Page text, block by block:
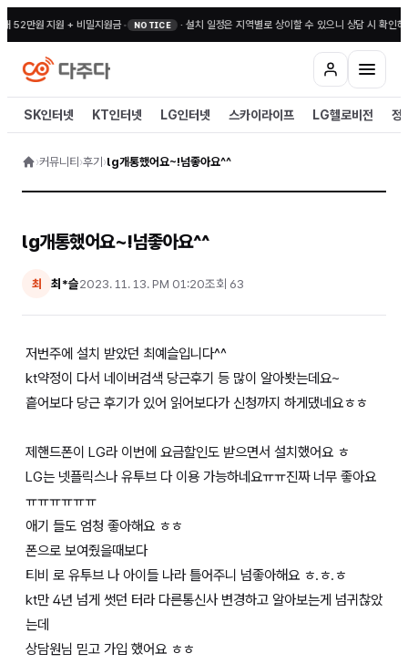
52만원 지원 + 비밀지원금• NOTICE ·설치 일정은 지역별로 상이할 수 있으니 상담 시 확인해
SK인터넷 KT인터넷 LG인터넷 스카이라이프 LG헬로비전 정
›커뮤니티 ›후기 ›lg개통했어요~!넘좋아요^^
lg개통했어요~!넘좋아요^^
최 최*슬2023. 11. 13. PM 01:20조회 63
저번주에 설치 받았던 최예슬입니다^^
kt약정이 다서 네이버검색 당근후기 등 많이 알아봣는데요~
흩어보다 당근 후기가 있어 읽어보다가 신청까지 하게댔네요ㅎㅎ
제핸드폰이 LG라 이번에 요금할인도 받으면서 설치했어요 ㅎ
LG는 넷플릭스나 유투브 다 이용 가능하네요ㅠㅠ진짜 너무 좋아요
ㅠㅠㅠㅠㅠㅠ
애기 들도 엄청 좋아해요 ㅎㅎ
폰으로 보여줬을때보다
티비 로 유투브 나 아이들 나라 틀어주니 넘좋아해요 ㅎ.ㅎ.ㅎ
kt만 4년 넘게 썻던 터라 다른통신사 변경하고 알아보는게 넘귀찮았
는데
상담원님 믿고 가입 했어요 ㅎㅎ